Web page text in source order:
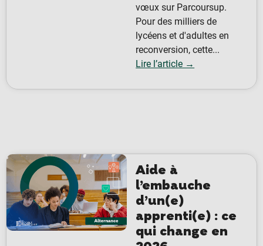
vœux sur Parcoursup.
Pour des milliers de
lycéens et d'adultes en
reconversion, cette...
Lire l’article →
Aide à
l’embauche
d’un(e)
apprenti(e) : ce
qui change en